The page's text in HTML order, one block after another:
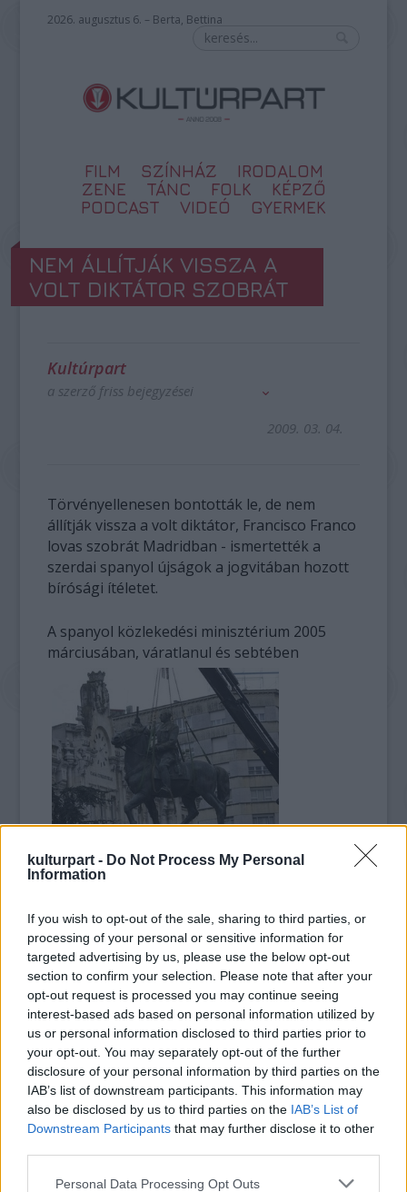
kulturpart - Do Not Process My Personal
Information
If you wish to opt-out of the sale, sharing to third parties, or
processing of your personal or sensitive information for
targeted advertising by us, please use the below opt-out
section to confirm your selection. Please note that after your
opt-out request is processed you may continue seeing
interest-based ads based on personal information utilized by
us or personal information disclosed to third parties prior to
your opt-out. You may separately opt-out of the further
disclosure of your personal information by third parties on the
IAB’s list of downstream participants. This information may
also be disclosed by us to third parties on the IAB’s List of
Downstream Participants that may further disclose it to other
Please note that this website/app uses one or more Google
Personal Data Processing Opt Outs
2026. augusztus 6. – Berta, Bettina
FILM SZÍNHÁZ
IRODALOM
ZENE
TÁNC FOLK
KÉPZŐ
PODCAST
VIDEÓ GYERMEK
NEM ÁLLÍTJÁK VISSZA A
VOLT DIKTÁTOR SZOBRÁT
Kultúrpart
a szerző friss bejegyzései
2009. 03. 04.
Törvényellenesen bontották le, de nem
állítják vissza a volt diktátor, Francisco Franco
lovas szobrát Madridban - ismertették a
szerdai spanyol újságok a jogvitában hozott
bírósági ítéletet.
A spanyol közlekedési minisztérium 2005
márciusában, váratlanul és sebtében
távolíttatta el az egyik kormányzati
ezután följelentette a minisztériumot. A
bíróság most úgy ítélte meg, hogy a tárcának
nem volt illetékes a szobor eltávolítására, ám
egyúttal elutasította a felperes kérését a
"generalisszimusz" szobrának
visszaállítására. " Ennek nem lenne gyakorlati
értelme" - hangzott a testület indoklása.
Az ítéletet ismertető bíró a Franco-rezsim
(1939-75) történelmi feldolgozásával
foglalkozó, 2007-ben elfogadott törvényre
hivatkozott. Ez kimondja, hogy a diktatúra
jelképeinek el kell tűnniük a spanyol városok